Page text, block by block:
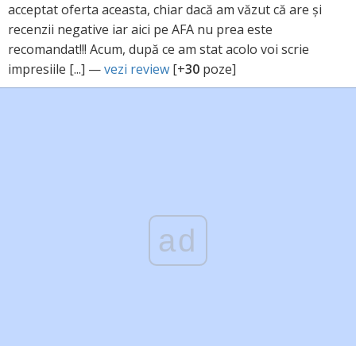
acceptat oferta aceasta, chiar dacă am văzut că are și
recenzii negative iar aici pe AFA nu prea este
recomandat!!! Acum, după ce am stat acolo voi scrie
impresiile [...] —vezi review [+30 poze]
ad